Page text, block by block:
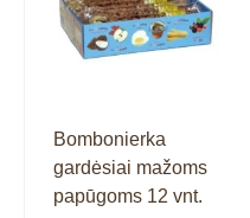
Bombonierka
gardėsiai mažoms
papūgoms 12 vnt.